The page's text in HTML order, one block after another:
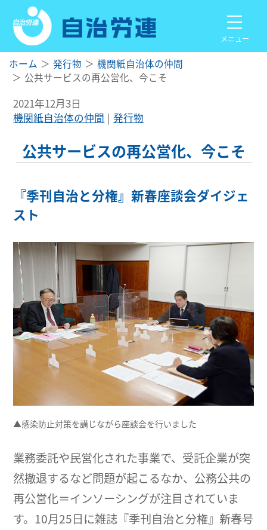
メニュー
ホーム 発行物
機関紙自治体の仲間
公共サービスの再公営化、今こそ
2021年12月3日
機関紙自治体の仲間
発行物
公共サービスの再公営化、今こそ
『季刊自治と分権』新春座談会ダイジェ
スト
▲感染防止対策を講じながら座談会を行いました
業務委託や民営化された事業で、受託企業が突
然撤退するなど問題が起こるなか、公務公共の
再公営化＝インソーシングが注目されていま
す。10月25日に雑誌『季刊自治と分権』新春号